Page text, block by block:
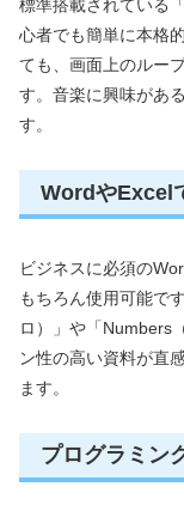
標準搭載されている
心者でも簡単に本格
ても、画面上のルー
す。音楽に興味があ
す。
WordやExcel
ビジネスに必須の
もちろん使用可能で
ロ）」や「Numbers
ン性の高い資料が直
ます。
プログラミン